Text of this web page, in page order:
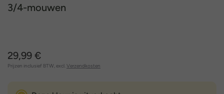
3/4-mouwen
29,99 €
Prijzen inclusief BTW, excl. Verzendkosten